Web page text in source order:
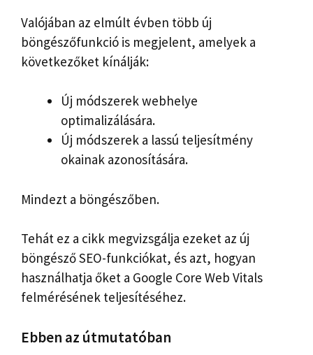
Valójában az elmúlt évben több új
böngészőfunkció is megjelent, amelyek a
következőket kínálják:
Új módszerek webhelye
optimalizálására.
Új módszerek a lassú teljesítmény
okainak azonosítására.
Mindezt a böngészőben.
Tehát ez a cikk megvizsgálja ezeket az új
böngésző SEO-funkciókat, és azt, hogyan
használhatja őket a Google Core Web Vitals
felmérésének teljesítéséhez.
Ebben az útmutatóban